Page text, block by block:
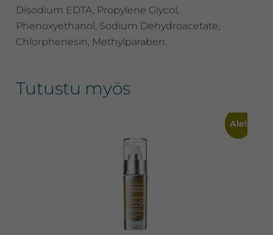
Disodium EDTA, Propylene Glycol,
Phenoxyethanol, Sodium Dehydroacetate,
Chlorphenesin, Methylparaben.
Tutustu myös
Ale!